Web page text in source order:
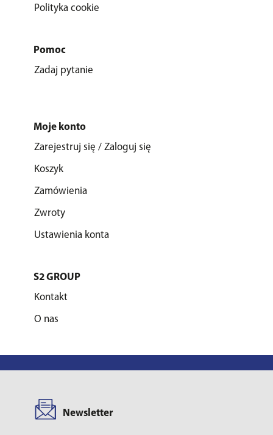
Polityka cookie
Pomoc
Zadaj pytanie
Moje konto
Zarejestruj się / Zaloguj się
Koszyk
Zamówienia
Zwroty
Ustawienia konta
S2 GROUP
Kontakt
O nas
Newsletter